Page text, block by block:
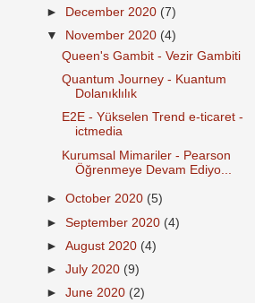
►
December 2020 (7)
▼
November 2020 (4)
Queen's Gambit - Vezir Gambiti
Quantum Journey - Kuantum
Dolanıklılık
E2E - Yükselen Trend e-ticaret -
ictmedia
Kurumsal Mimariler - Pearson
Öğrenmeye Devam Ediyo...
►October 2020 (5)
►September 2020 (4)
►August 2020 (4)
►July 2020 (9)
►June 2020 (2)